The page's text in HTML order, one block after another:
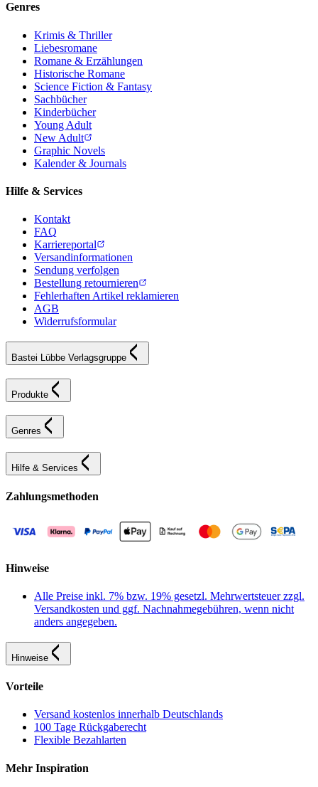
Genres
Krimis & Thriller
Liebesromane
Romane & Erzählungen
Historische Romane
Science Fiction & Fantasy
Sachbücher
Kinderbücher
Young Adult
New Adult
Graphic Novels
Kalender & Journals
Hilfe & Services
Kontakt
FAQ
Karriereportal
Versandinformationen
Sendung verfolgen
Bestellung retournieren
Fehlerhaften Artikel reklamieren
AGB
Widerrufsformular
Bastei Lübbe Verlagsgruppe
Produkte
Genres
Hilfe & Services
Zahlungsmethoden
Hinweise
Alle Preise inkl. 7% bzw. 19% gesetzl. Mehrwertsteuer zzgl.
Versandkosten und ggf. Nachnahmegebühren, wenn nicht
anders angegeben.
Hinweise
Vorteile
Versand kostenlos innerhalb Deutschlands
100 Tage Rückgaberecht
Flexible Bezahlarten
Mehr Inspiration